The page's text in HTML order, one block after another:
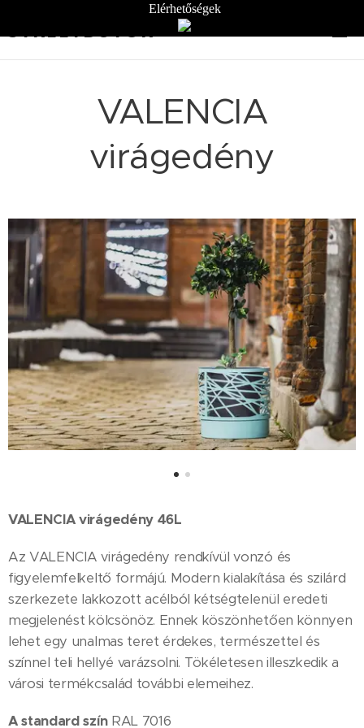
STREETBÚTOR
VALENCIA
virágedény
VALENCIA virágedény 46L
Az VALENCIA virágedény rendkívül vonzó és
figyelemfelkeltő formájú. Modern kialakítása és szilárd
szerkezete lakkozott acélból kétségtelenül eredeti
megjelenést kölcsönöz. Ennek köszönhetően könnyen
lehet egy unalmas teret érdekes, természettel és
színnel teli hellyé varázsolni. Tökéletesen illeszkedik a
városi termékcsalád további elemeihez.
A standard szín RAL 7016
Elérhetőségek